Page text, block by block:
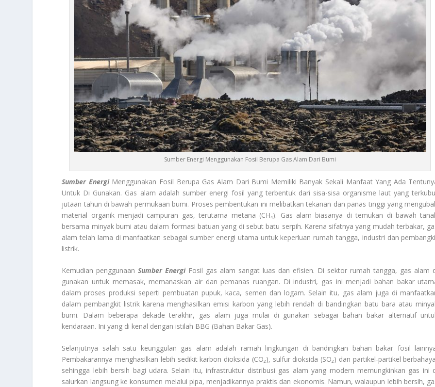
Sumber Energi Menggunakan Fosil Berupa Gas Alam Dari Bumi
Sumber Energi Menggunakan Fosil Berupa Gas Alam Dari Bumi Memiliki Banyak Sekali Manfaat Yang Ada
Untuk Di Gunakan. Gas alam adalah sumber energi fosil yang terbentuk dari sisa-sisa organisme laut yang
jutaan tahun di bawah permukaan bumi. Proses pembentukan ini melibatkan tekanan dan panas tinggi yang
material organik menjadi campuran gas, terutama metana (CH₄). Gas alam biasanya di temukan di bawah
bersama minyak bumi atau dalam formasi batuan yang di sebut batu serpih. Karena sifatnya yang mudah terbakar,
alam telah lama di manfaatkan sebagai sumber energi utama untuk keperluan rumah tangga, industri dan
listrik.
Kemudian penggunaanSumber Energi Fosil gas alam sangat luas dan efisien. Di sektor rumah tangga, gas alam
gunakan untuk memasak, memanaskan air dan pemanas ruangan. Di industri, gas ini menjadi bahan bakar
dalam proses produksi seperti pembuatan pupuk, kaca, semen dan logam. Selain itu, gas alam juga di
dalam pembangkit listrik karena menghasilkan emisi karbon yang lebih rendah di bandingkan batu bara atau
bumi. Dalam beberapa dekade terakhir, gas alam juga mulai di gunakan sebagai bahan bakar alternatif
kendaraan. Ini yang di kenal dengan istilah BBG (Bahan Bakar Gas).
Selanjutnya salah satu keunggulan gas alam adalah ramah lingkungan di bandingkan bahan bakar fosil
Pembakarannya menghasilkan lebih sedikit karbon dioksida (CO₂), sulfur dioksida (SO₂) dan partikel-partikel
sehingga lebih bersih bagi udara. Selain itu, infrastruktur distribusi gas alam yang modern memungkinkan gas ini
salurkan langsung ke konsumen melalui pipa, menjadikannya praktis dan ekonomis. Namun, walaupun lebih bersih,